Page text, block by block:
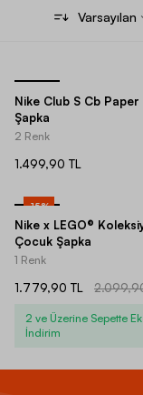
Varsayılan
Nike Club S Cb
Şapka
2 Renk
1.499,90 TL
-15%
Nike x LEGO®
Çocuk Şapka
1 Renk
1.779,90 TL
2 ve Üzerine Sepette
İndirim